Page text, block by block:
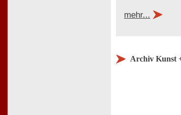
mehr...
Archiv Kunst